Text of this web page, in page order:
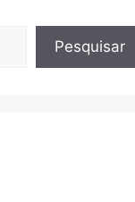
Pesquisar